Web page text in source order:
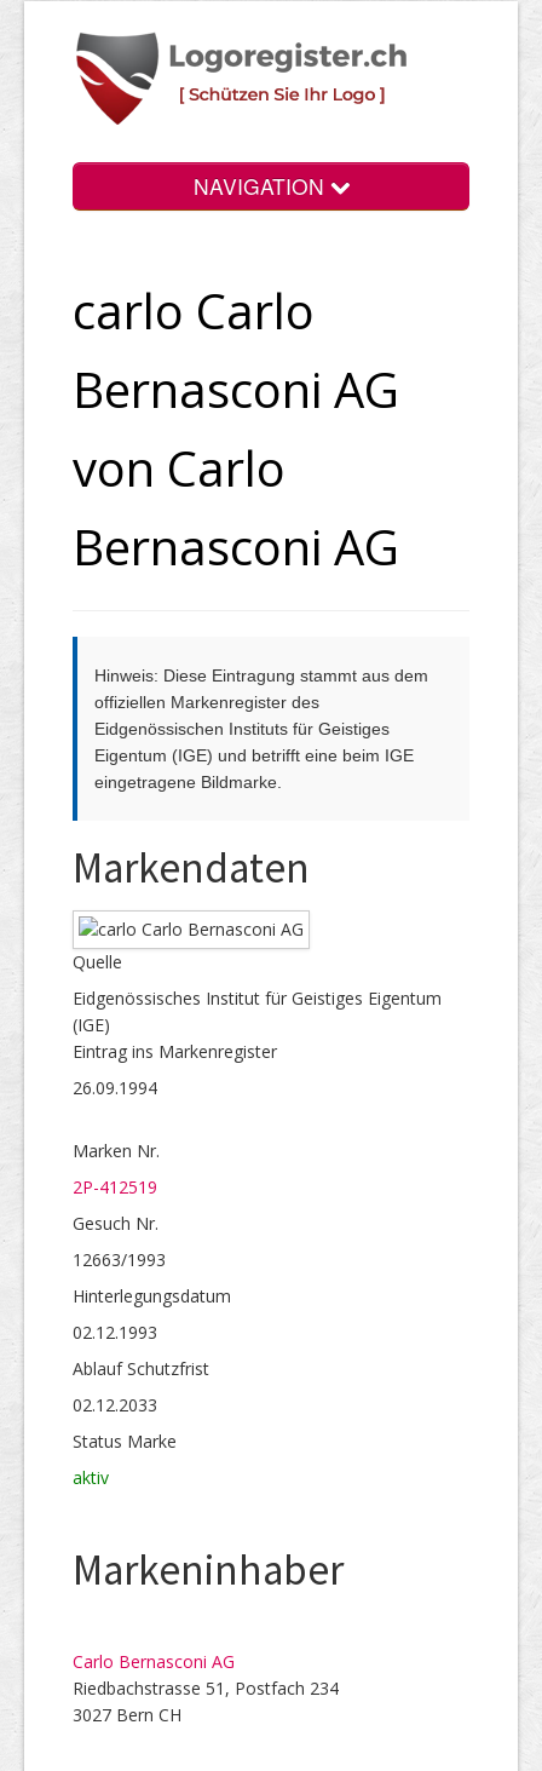
NAVIGATION
Login
Preise
Rechtliche Infos
carlo Carlo
Bernasconi AG
von Carlo
Bernasconi AG
Hinweis: Diese Eintragung stammt aus dem
offiziellen Markenregister des
Eidgenössischen Instituts für Geistiges
Eigentum (IGE) und betrifft eine beim IGE
eingetragene Bildmarke.
Markendaten
Quelle
Eidgenössisches Institut für Geistiges Eigentum
(IGE)
Eintrag ins Markenregister
26.09.1994
Marken Nr.
2P-412519
Gesuch Nr.
12663/1993
Hinterlegungs­datum
02.12.1993
Ablauf Schutzfrist
02.12.2033
Status Marke
aktiv
Markeninhaber
Carlo Bernasconi AG
Riedbachstrasse 51, Postfach 234
3027 Bern CH